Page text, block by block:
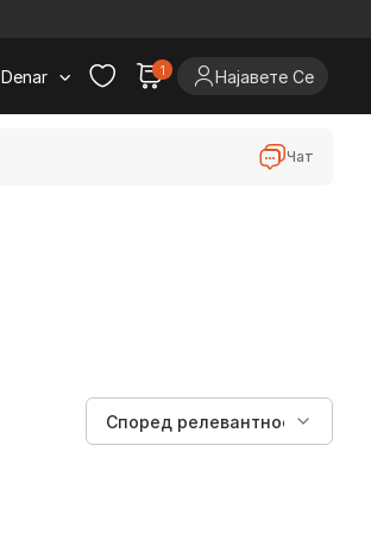
Denar 1 Најавете Се
Чат